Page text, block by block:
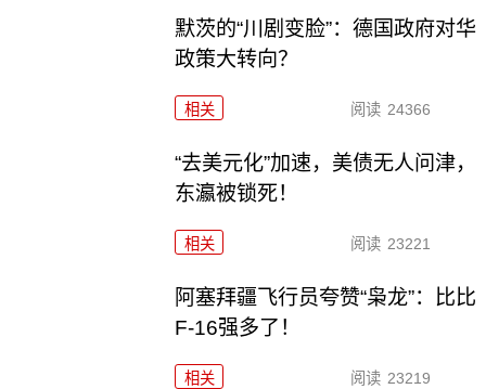
默茨的“川剧变脸”：德国政府对华
政策大转向？
相关 阅读 24366
“去美元化”加速，美债无人问津，
东瀛被锁死！
相关 阅读 23221
阿塞拜疆飞行员夸赞“枭龙”：比比
F-16强多了！
相关 阅读 23219